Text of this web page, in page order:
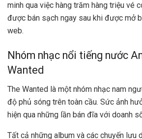
minh qua việc hàng trăm hàng triệu vé
được bán sạch ngay sau khi được mở
web.
Nhóm nhạc nổi tiếng nước
Wanted
The Wanted là một nhóm nhạc nam
độ phủ sóng trên toàn cầu. Sức ảnh
hiện qua những lần bán đĩa với doanh
Tất cả những album và các chuyến lưu